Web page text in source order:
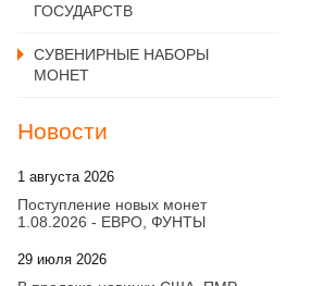
ГОСУДАРСТВ
СУВЕНИРНЫЕ НАБОРЫ
МОНЕТ
Новости
1 августа 2026
Поступление новых монет
1.08.2026 - ЕВРО, ФУНТЫ
29 июля 2026